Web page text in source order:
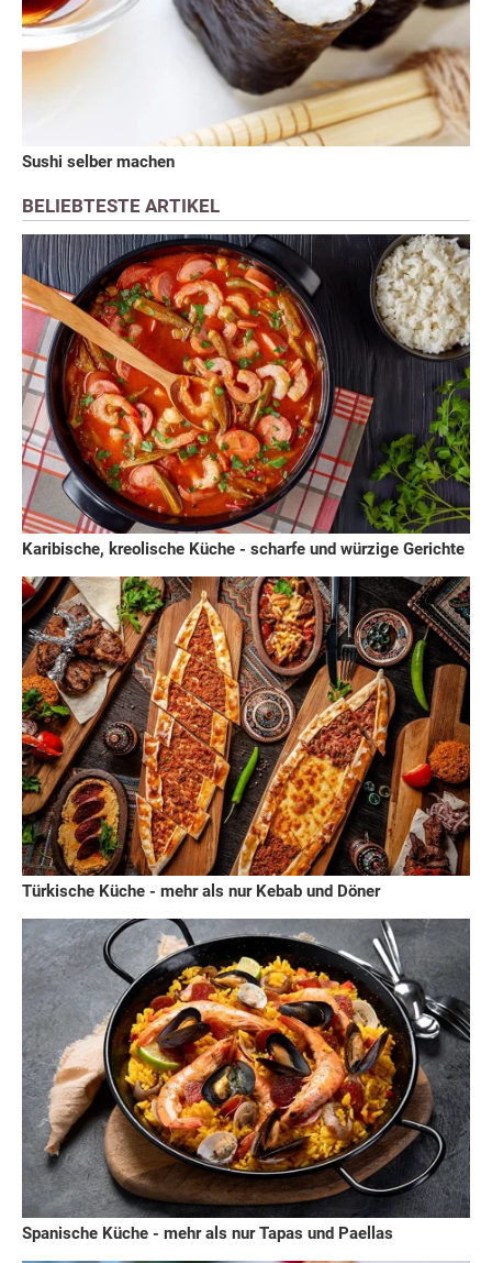
Sushi selber machen
BELIEBTESTE ARTIKEL
Karibische, kreolische Küche - scharfe und würzige Gerichte
Türkische Küche - mehr als nur Kebab und Döner
Spanische Küche - mehr als nur Tapas und Paellas